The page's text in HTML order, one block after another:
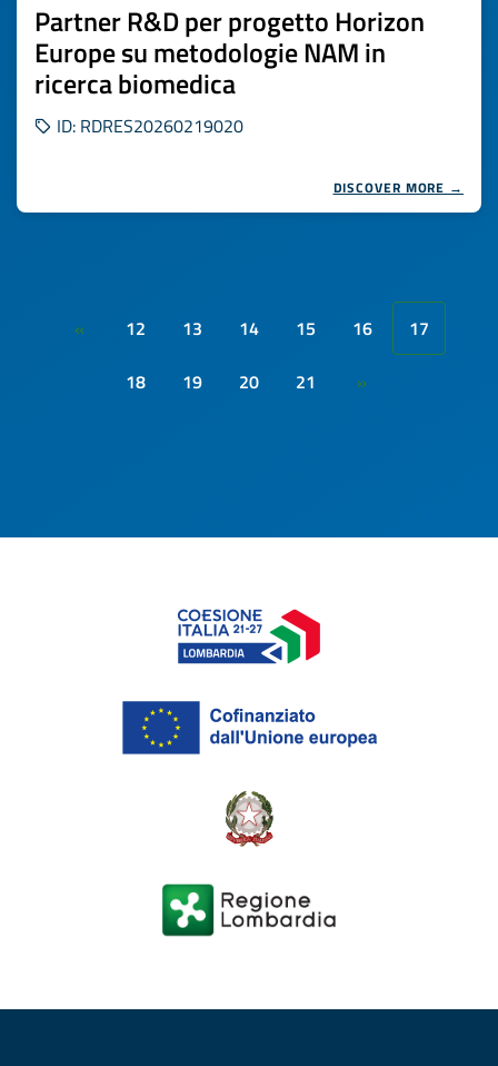
Partner R&D per progetto Horizon
Europe su metodologie NAM in
ricerca biomedica
ID: RDRES20260219020
DISCOVER MORE →
« 12 13 14 15 16
17
18
19 20 21 »